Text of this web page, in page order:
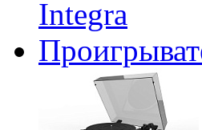
Integra